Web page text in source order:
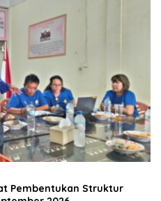
Pembentukan Struktur